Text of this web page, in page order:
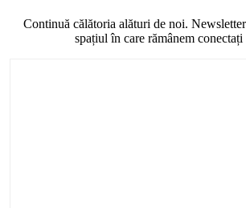
Continuă călătoria alături de noi.
spațiul în care rămânem conectați